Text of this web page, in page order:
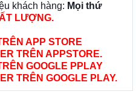
khách hàng: Mọi thứ
LƯỢNG.
APP STORE
TRÊN APPSTORE.
GOOGLE PPLAY
TRÊN GOOGLE PLAY.